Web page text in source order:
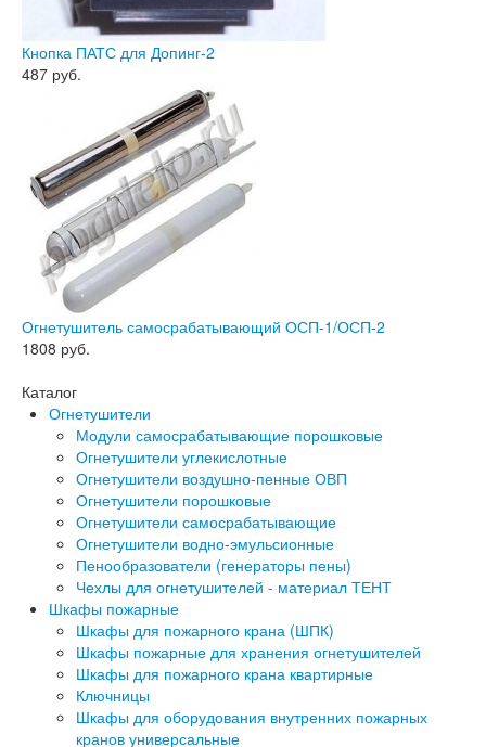
Кнопка ПАТС для Допинг-2
487 руб.
Огнетушитель самосрабатывающий ОСП-1/ОСП-2
1808 руб.
Каталог
Огнетушители
Модули самосрабатывающие порошковые
Огнетушители углекислотные
Огнетушители воздушно-пенные ОВП
Огнетушители порошковые
Огнетушители самосрабатывающие
Огнетушители водно-эмульсионные
Пенообразователи (генераторы пены)
Чехлы для огнетушителей - материал ТЕНТ
Шкафы пожарные
Шкафы для пожарного крана (ШПК)
Шкафы пожарные для хранения огнетушителей
Шкафы для пожарного крана квартирные
Ключницы
Шкафы для оборудования внутренних пожарных
кранов универсальные